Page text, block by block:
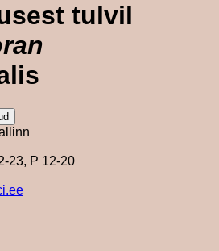
tulvil
23, P 12-20